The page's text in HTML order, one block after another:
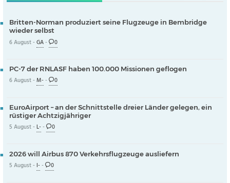
Britten-Norman produziert seine Flugzeuge in Bembridge
wieder selbst
6 August -GA- 0
PC-7 der RNLASF haben 100.000 Missionen geflogen
6 August -M-- 0
EuroAirport – an der Schnittstelle dreier Länder gelegen, ein
rüstiger Achtzigjähriger
5 August -L-- 0
2026 will Airbus 870 Verkehrsflugzeuge ausliefern
5 August - I-- 0